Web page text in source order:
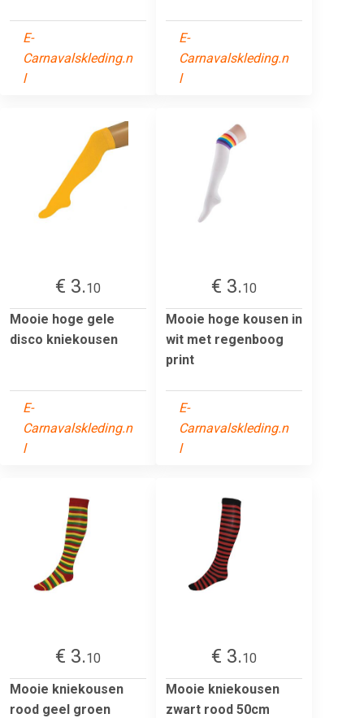
E-
Carnavalskleding.n
l
E-
Carnavalskleding.n
l
€ 3.10
Mooie hoge gele
disco kniekousen
E-
Carnavalskleding.n
l
€ 3.10
Mooie hoge kousen in
wit met regenboog
print
E-
Carnavalskleding.n
l
€ 3.10
Mooie kniekousen
rood geel groen
€ 3.10
Mooie kniekousen
zwart rood 50cm